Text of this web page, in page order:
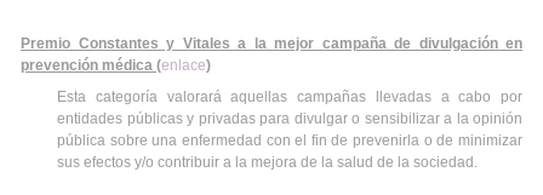
Premio Constantes y Vitales a la mejor campaña de divulgación en
prevención médica (enlace)
Esta categoría valorará aquellas campañas llevadas a cabo por
entidades públicas y privadas para divulgar o sensibilizar a la opinión
pública sobre una enfermedad con el fin de prevenirla o de minimizar
sus efectos y/o contribuir a la mejora de la salud de la sociedad.